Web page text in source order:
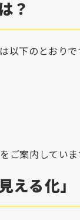
？
以下のとおりで
ご案内していま
える化」